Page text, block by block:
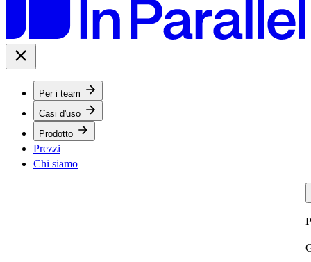
Per i team
Casi d'uso
Prodotto
Prezzi
Chi siamo